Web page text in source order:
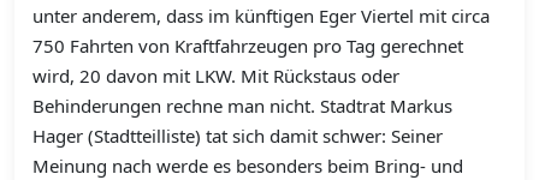
unter anderem, dass im künftigen Eger Viertel mit circa
750 Fahrten von Kraftfahrzeugen pro Tag gerechnet
wird, 20 davon mit LKW. Mit Rückstaus oder
Behinderungen rechne man nicht. Stadtrat Markus
Hager (Stadtteilliste) tat sich damit schwer: Seiner
Meinung nach werde es besonders beim Bring- und